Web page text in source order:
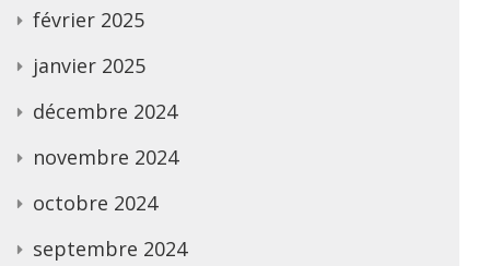
février 2025
janvier 2025
décembre 2024
novembre 2024
octobre 2024
septembre 2024